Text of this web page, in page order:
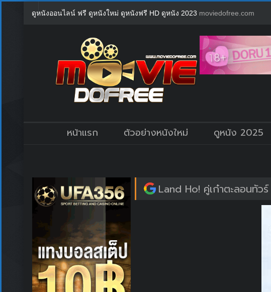
ดูหนังออนไลน์ ฟรี ดูหนังใหม่ ดูหนังฟรี HD ดูหนัง 2023 moviedofree.com
หน้าแรก ตัวอย่างหนังใหม่ ดูหนัง 2025
Land Ho! คู่เก๋าตะลอนทัว